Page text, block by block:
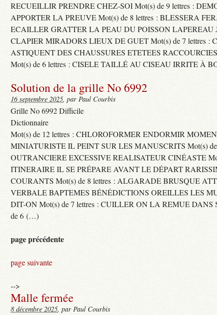
RECUEILLIR PRENDRE CHEZ-SOI Mot(s) de 9 lettres :
APPORTER LA PREUVE Mot(s) de 8 lettres : BLESSERA
ECAILLER GRATTER LA PEAU DU POISSON LAPEREAU
CLAPIER MIRADORS LIEUX DE GUET Mot(s) de 7 lettres :
ASTIQUENT DES CHAUSSURES ETETEES
Mot(s) de 6 lettres : CISELE TAILLÉ AU CISEAU IRRITE À
Solution de la grille No 6992
16 septembre 2025, par Paul Courbis
Grille No 6992 Difficile
Dictionnaire
Mot(s) de 12 lettres : CHLOROFORMER ENDORMIR
MINIATURISTE IL PEINT SUR LES MANUSCRITS Mot(s) de
OUTRANCIERE EXCESSIVE REALISATEUR CINÉASTE
ITINERAIRE IL SE PRÉPARE AVANT LE DÉPART
COURANTS Mot(s) de 8 lettres : ALGARADE BRUSQUE
VERBALE BAPTEMES BÉNÉDICTIONS OREILLES LES
DIT-ON Mot(s) de 7 lettres : CUILLER ON LA REMUE DANS
de 6 (…)
page précédente
page suivante
-->
Malle fermée
8 décembre 2025, par Paul Courbis